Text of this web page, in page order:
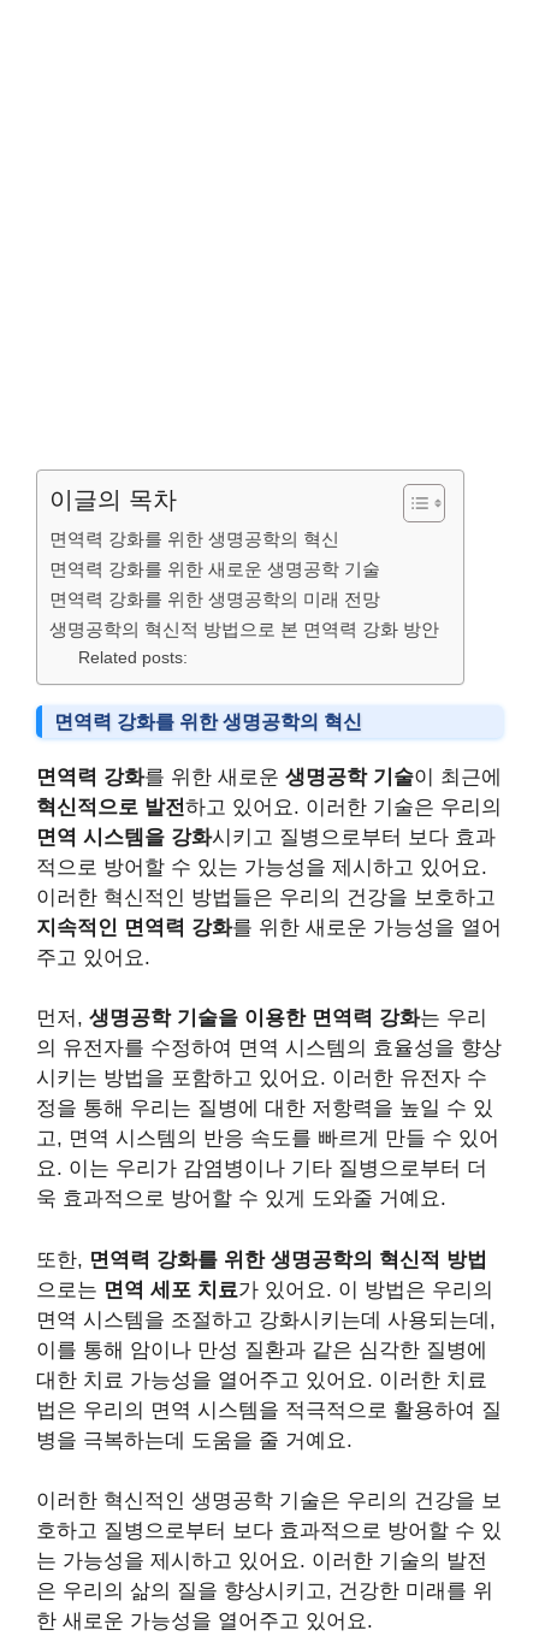
이글의 목차
면역력 강화를 위한 생명공학의 혁신
면역력 강화를 위한 새로운 생명공학 기술
면역력 강화를 위한 생명공학의 미래 전망
생명공학의 혁신적 방법으로 본 면역력 강화 방안
Related posts:
면역력 강화를 위한 생명공학의 혁신
면역력 강화를 위한 새로운 생명공학 기술이 최근에
혁신적으로 발전하고 있어요. 이러한 기술은 우리의
면역 시스템을 강화시키고 질병으로부터 보다 효과
적으로 방어할 수 있는 가능성을 제시하고 있어요.
이러한 혁신적인 방법들은 우리의 건강을 보호하고
지속적인 면역력 강화를 위한 새로운 가능성을 열어
주고 있어요.
먼저, 생명공학 기술을 이용한 면역력 강화는 우리
의 유전자를 수정하여 면역 시스템의 효율성을 향상
시키는 방법을 포함하고 있어요. 이러한 유전자 수
정을 통해 우리는 질병에 대한 저항력을 높일 수 있
고, 면역 시스템의 반응 속도를 빠르게 만들 수 있어
요. 이는 우리가 감염병이나 기타 질병으로부터 더
욱 효과적으로 방어할 수 있게 도와줄 거예요.
또한, 면역력 강화를 위한 생명공학의 혁신적 방법
으로는 면역 세포 치료가 있어요. 이 방법은 우리의
면역 시스템을 조절하고 강화시키는데 사용되는데,
이를 통해 암이나 만성 질환과 같은 심각한 질병에
대한 치료 가능성을 열어주고 있어요. 이러한 치료
법은 우리의 면역 시스템을 적극적으로 활용하여 질
병을 극복하는데 도움을 줄 거예요.
이러한 혁신적인 생명공학 기술은 우리의 건강을 보
호하고 질병으로부터 보다 효과적으로 방어할 수 있
는 가능성을 제시하고 있어요. 이러한 기술의 발전
은 우리의 삶의 질을 향상시키고, 건강한 미래를 위
한 새로운 가능성을 열어주고 있어요.